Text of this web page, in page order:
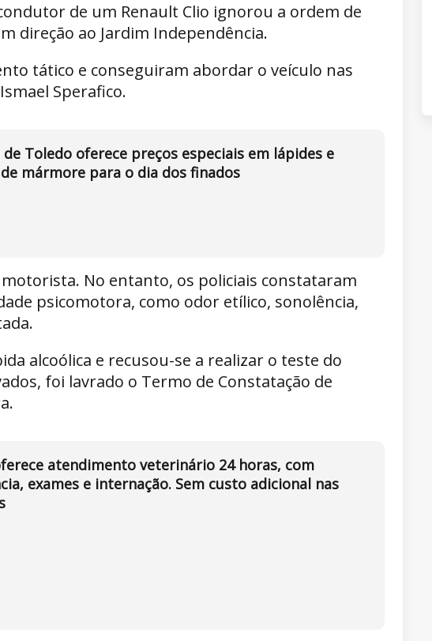
de um Renault Clio ignorou a ordem de
direção ao Jardim Independência.
tático e conseguiram abordar o veículo nas
Sperafico.
de Toledo oferece preços especiais em lápides e
mármore para o dia dos finados
No entanto, os policiais constataram
psicomotora, como odor etílico, sonolência,
alcoólica e recusou-se a realizar o teste do
foi lavrado o Termo de Constatação de
atendimento veterinário 24 horas, com
exames e internação. Sem custo adicional nas